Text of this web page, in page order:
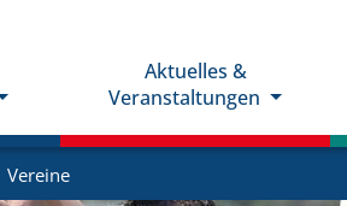
Aktuelles &
Veranstaltungen
Vereine